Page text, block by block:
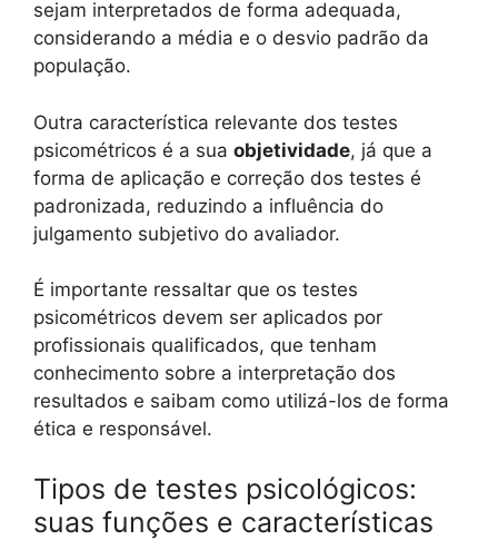
sejam interpretados de forma adequada,
considerando a média e o desvio padrão da
população.
Outra característica relevante dos testes
psicométricos é a sua objetividade, já que a
forma de aplicação e correção dos testes é
padronizada, reduzindo a influência do
julgamento subjetivo do avaliador.
É importante ressaltar que os testes
psicométricos devem ser aplicados por
profissionais qualificados, que tenham
conhecimento sobre a interpretação dos
resultados e saibam como utilizá-los de forma
ética e responsável.
Tipos de testes psicológicos:
suas funções e características